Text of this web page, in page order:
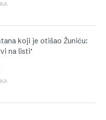
koji je otišao Žuniću:
na listi’